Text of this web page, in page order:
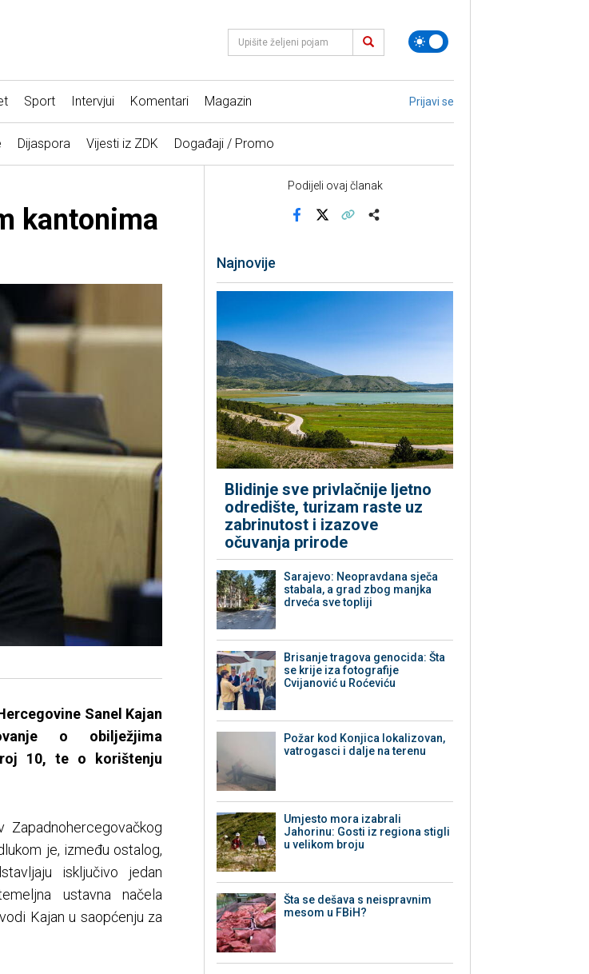
Sport Intervjui Komentari Magazin Prijavi se
Dijaspora Vijesti iz ZDK Događaji / Promo
kantonima
Sanel Kajan
o obilježjima
10, te o korištenju
je, između ostalog,
isključivo jedan
ustavna načela
Kajan u saopćenju za
Podijeli ovaj članak
Najnovije
Blidinje sve privlačnije ljetno
odredište, turizam raste uz
zabrinutost i izazove
očuvanja prirode
Sarajevo: Neopravdana sječa
stabala, a grad zbog manjka
drveća sve topliji
Brisanje tragova genocida: Šta
se krije iza fotografije
Cvijanović u Roćeviću
Požar kod Konjica lokalizovan,
vatrogasci i dalje na terenu
Umjesto mora izabrali
Jahorinu: Gosti iz regiona stigli
u velikom broju
Šta se dešava s neispravnim
mesom u FBiH?